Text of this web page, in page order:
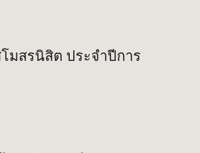
มสรนิสิต ประจำปีการ